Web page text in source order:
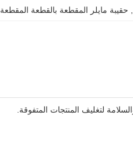
حقيبة مايلر المقطعة بالقطعة المقطعة